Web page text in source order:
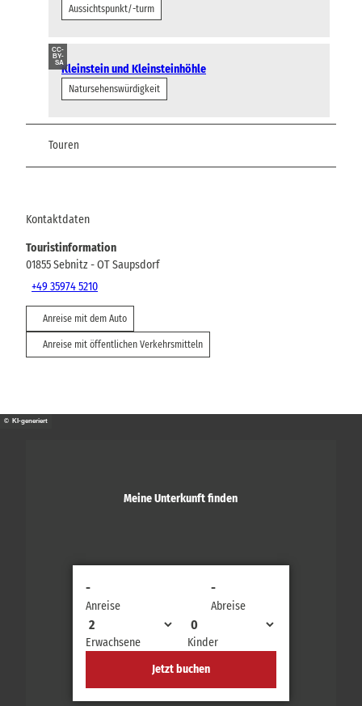
Aussichtspunkt/-turm
CC-
BY-
SAKleinstein und Kleinsteinhöhle
Natursehenswürdigkeit
Touren
Kontaktdaten
Touristinformation
01855Sebnitz- OT Saupsdorf
+49 35974 5210
Anreise mit dem Auto
Anreise mit öffentlichen Verkehrsmitteln
© KI-generiert
Meine Unterkunft finden
Anreise
-
Abreise
-
Erwachsene
Kinder
Jetzt buchen